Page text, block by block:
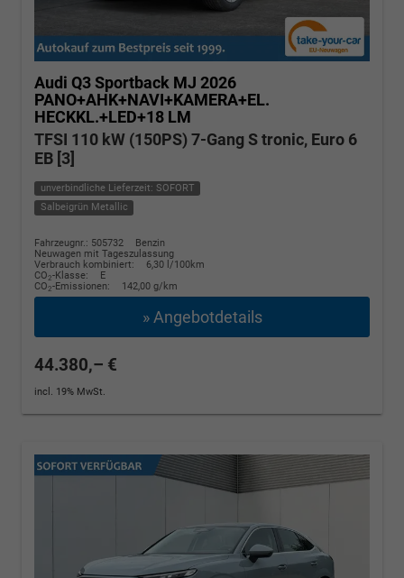
Audi Q3 Sportback MJ 2026
PANO+AHK+NAVI+KAMERA+EL.
HECKKL.+LED+18 LM
TFSI 110 kW (150PS) 7-Gang S tronic, Euro 6
EB [3]
unverbindliche Lieferzeit: SOFORT
Salbeigrün Metallic
Fahrzeugnr.: 505732
Benzin
Neuwagen mit Tageszulassung
Verbrauch kombiniert:
6,30 l/100km
CO2-Klasse:
E
CO2-Emissionen: 142,00 g/km
» Angebotdetails
44.380,– €
incl. 19% MwSt.